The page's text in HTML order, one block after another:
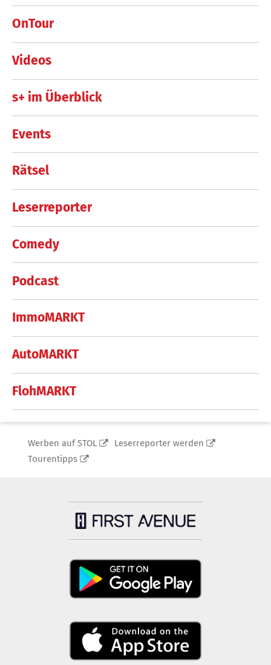
OnTour
Videos
s+ im Überblick
Events
Rätsel
Leserreporter
Comedy
Podcast
ImmoMARKT
AutoMARKT
FlohMARKT
Werben auf STOL
Leserreporter werden
Tourentipps